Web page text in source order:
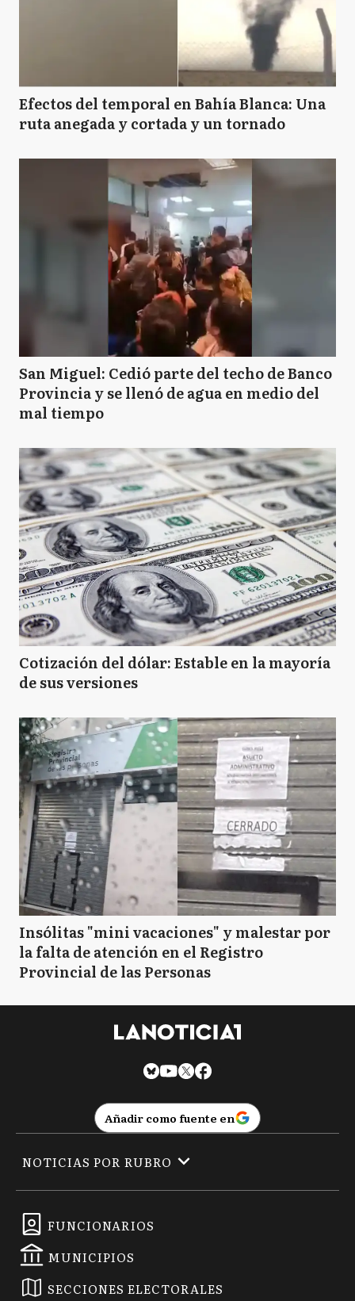
Efectos del temporal en Bahía Blanca: Una
ruta anegada y cortada y un tornado
San Miguel: Cedió parte del techo de Banco
Provincia y se llenó de agua en medio del
mal tiempo
Cotización del dólar: Estable en la mayoría
de sus versiones
Insólitas "mini vacaciones" y malestar por
la falta de atención en el Registro
Provincial de las Personas
Añadir como fuente en
FUNCIONARIOS
MUNICIPIOS
SECCIONES ELECTORALES
NOTICIAS POR RUBRO